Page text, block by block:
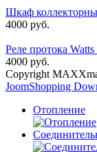
Шкаф
4000 руб.
Реле протока
4000 руб.
Copyright
JoomShopping
Отопление